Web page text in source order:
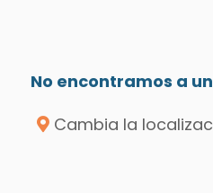
No encontramos a
Cambia la